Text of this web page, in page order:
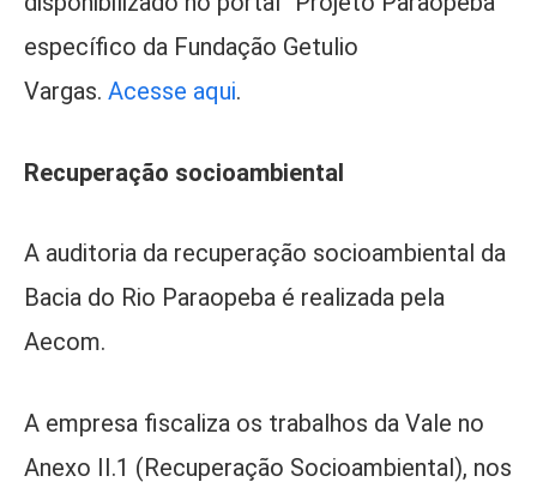
específico da Fundação Getulio
Vargas. Acesse aqui.
Recuperação socioambiental
A auditoria da recuperação socioambiental da
Bacia do Rio Paraopeba é realizada pela
Aecom.
A empresa fiscaliza os trabalhos da Vale no
Anexo II.1 (Recuperação Socioambiental), nos